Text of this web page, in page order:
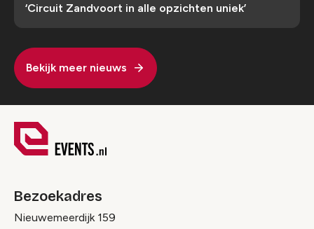
‘Circuit Zandvoort in alle opzichten uniek’
Bekijk meer nieuws
Bezoekadres
Nieuwemeerdijk 159